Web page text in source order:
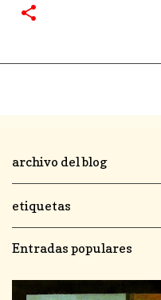
archivo del blog
etiquetas
Entradas populares